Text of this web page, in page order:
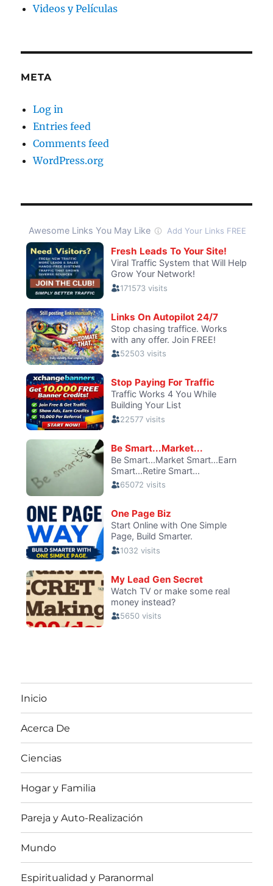
Videos y Películas
META
Log in
Entries feed
Comments feed
WordPress.org
Inicio
Acerca De
Ciencias
Hogar y Familia
Pareja y Auto-Realización
Mundo
Espiritualidad y Paranormal